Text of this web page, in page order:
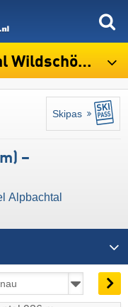
Skipas
–
Alpbachtal